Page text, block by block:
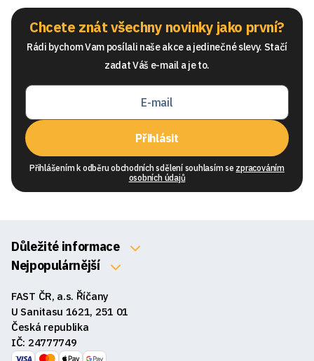
Chcete znát všechny novinky jako první?
Rádi bychom Vam posílali naše akce a jedinečné slevy. Stačí
zadat Váš e-mail a je to.
Přihlásit
Přihlášením k odběru obchodních sdělení souhlasím se zpracováním
osobních údajů
Důležité informace
O nás
Obchodní podmínky
Reklamace a vrácení zboží
GDPR
Nejpopulárnější
Myši
Sluchátka
Reproduktory
FAST ČR, a.s. Říčany
U Sanitasu 1621, 251 01
Česká republika
IČ: 24777749